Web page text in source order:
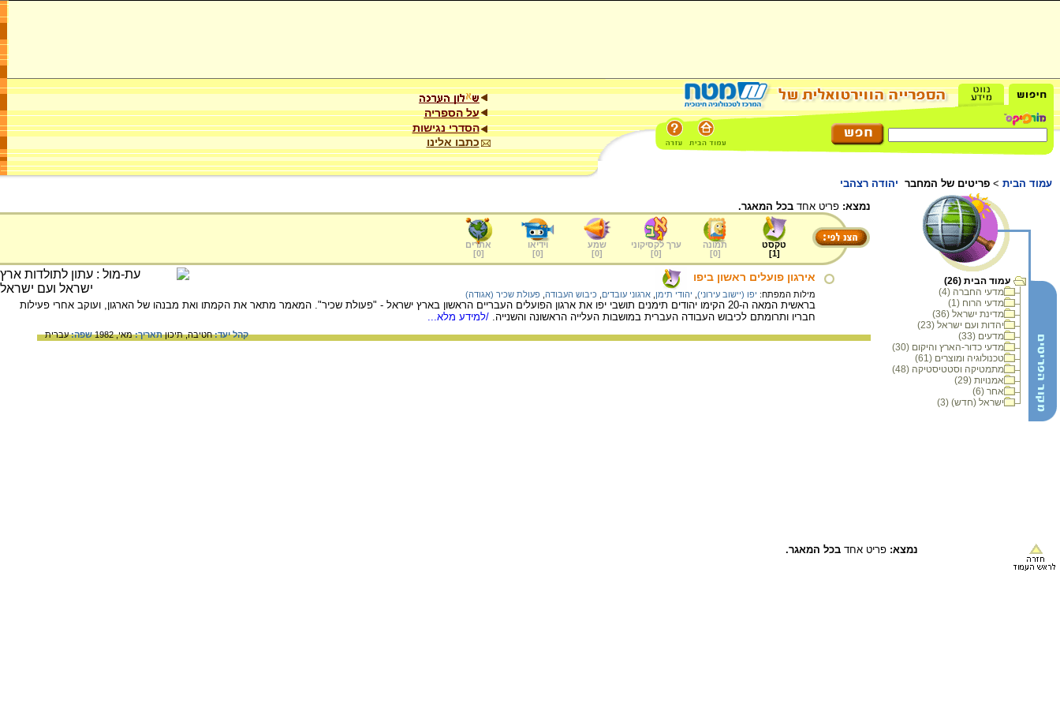
על הספריה
הסדרי נגישות
כתבו אלינו
עמוד הבית > פריטים של המחבר יהודה רצהבי
עמוד הבית (26)
מדעי החברה (4)
מדעי הרוח (1)
מדינת ישראל (36)
יהדות ועם ישראל (23)
מדעים (33)
מדעי כדור-הארץ והיקום (30)
טכנולוגיה ומוצרים (61)
מתמטיקה וסטטיסטיקה (48)
אמנויות (29)
אחר (6)
ישראל (חדש) (3)
נמצא: פריט אחד בכל המאגר.
טקסט
[
1
]
תמונה
[
0
]
ערך לקסיקוני
[
0
]
שמע
[
0
]
וידיאו
[
0
]
אתרים
[
0
]
אירגון פועלים ראשון ביפו
מילות המפתח: יפו (יישוב עירוני) יהודי תימן ארגוני עובדים כיבוש העבודה פעולת שכיר (אגודה)
בראשית המאה ה-20 הקימו יהודים תימנים תושבי יפו את ארגון הפועלים העבריים הראשון בארץ ישראל - "פעולת שכיר". המאמר מתאר את הקמתו ואת מבנהו של הארגון, ועוקב אחרי פעילות
חבריו ותרומתם לכיבוש העבודה העברית במושבות העלייה הראשונה והשנייה. /למידע מלא...
קהל יעד:חטיבה,תיכוןתאריך:מאי, 1982 שפה:עברית
נמצא: פריט אחד בכל המאגר.